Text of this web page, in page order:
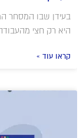
בעידן שבו המסחר
היא רק חצי
קראו עוד »